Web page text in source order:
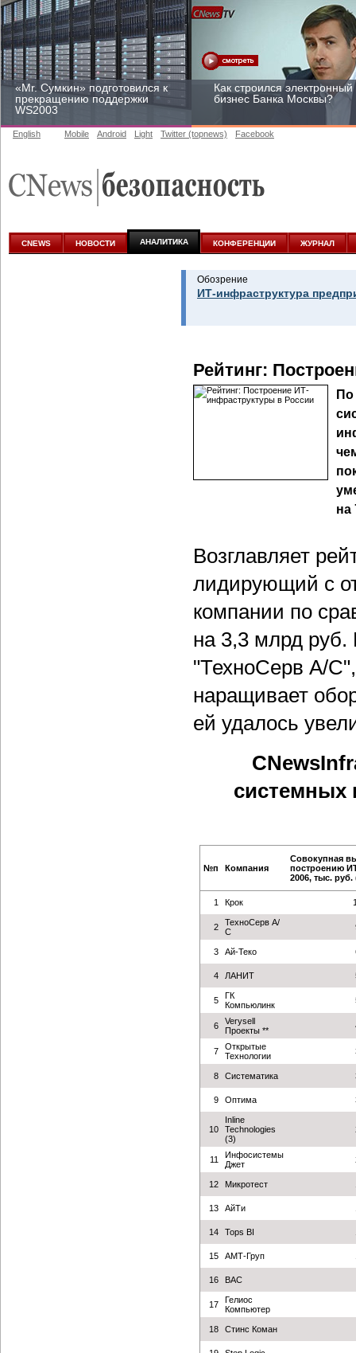
«Mr. Сумкин» подготовился к
прекращению поддержки
WS2003
Как строился электронный
бизнес Банка Москвы?
к аналитике
участвовать
English Mobile Android Light Twitter (topnews) Facebook
CNEWS НОВОСТИ АНАЛИТИКА КОНФЕРЕНЦИИ ЖУРНАЛ
Обозрение
ИТ-инфраструктура
Рейтинг:
По
на
Возглавляет
лидирующий с
компании по
на 3,3 млрд руб.
"ТехноСерв А/С",
наращивает
ей удалось
системных
№п Компания
Совокупная
построению
2006, тыс. руб.
1 Крок
2
ТехноСерв А/
С
3 Ай-Теко
4 ЛАНИТ
5
ГК
Компьюлинк
6
Verysell
Проекты **
7
Открытые
Технологии
8 Систематика
9 Оптима
10
Inline
Technologies
(3)
11
Инфосистемы
Джет
12 Микротест
13 АйТи
14 Tops BI
15 АМТ-Груп
16 BAС
17
Гелиос
Компьютер
18 Стинс Коман